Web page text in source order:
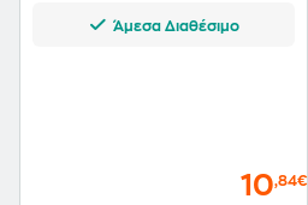
Άμεσα Διαθέσιμο
10,84€